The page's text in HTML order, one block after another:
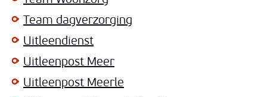
Team dagverzorging
Uitleendienst
Uitleenpost Meer
Uitleenpost Meerle